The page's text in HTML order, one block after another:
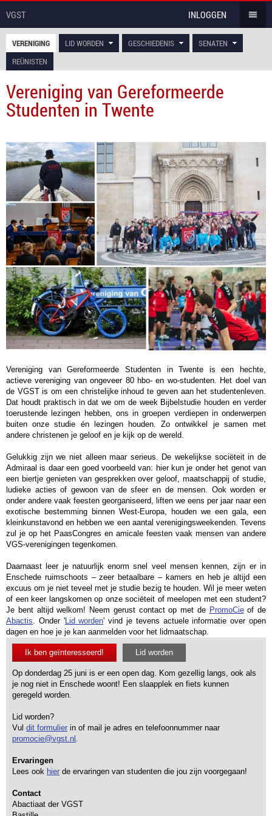
VGST INLOGGEN
VERENIGING LID WORDEN GESCHIEDENIS
SENATEN
REÜNISTEN
Vereniging van Gereformeerde
Studenten in Twente
Vereniging van Gereformeerde Studenten in Twente is een hechte,
actieve vereniging van ongeveer 80 hbo- en wo-studenten. Het doel van
de VGST is om een christelijke inhoud te geven aan het studentenleven.
Dat houdt praktisch in dat we om de week Bijbelstudie houden en verder
toerustende lezingen hebben, ons in groepen verdiepen in onderwerpen
buiten onze studie én lezingen houden. Zo ontwikkel je samen met
andere christenen je geloof en je kijk op de wereld.
Gelukkig zijn we niet alleen maar serieus. De wekelijkse sociëteit in de
Admiraal is daar een goed voorbeeld van: hier kun je onder het genot van
een biertje genieten van gesprekken over geloof, maatschappij of studie,
ludieke acties of gewoon van de sfeer en de mensen. Ook worden er
onder andere vaak feesten georganiseerd, liften we eens per jaar naar een
exotische bestemming binnen West-Europa, houden we een gala, een
kleinkunstavond en hebben we een aantal verenigingsweekenden. Tevens
zul je op het PaasCongres en amicale feesten vaak mensen van andere
VGS-verenigingen tegenkomen.
Daarnaast leer je natuurlijk enorm snel veel mensen kennen, zijn er in
Enschede ruimschoots – zeer betaalbare – kamers en heb je altijd een
excuus om je niet teveel met je studie bezig te houden. Wil je meer weten
of een keer langskomen op onze sociëteit of meelopen met een student?
Je bent altijd welkom! Neem gerust contact op met de PromoCieof de
Abactis . Onder 'Lid worden' vind je tevens actuele informatie over open
dagen en hoe je je kan aanmelden voor het lidmaatschap.
Ik ben geïnteresseerd! Lid worden
Op donderdag 25 juni is er een open dag. Kom gezellig langs, ook als
je nog niet in Enschede woont! Een slaapplek en fiets kunnen
geregeld worden.
Lid worden?
Vul dit formulier in of mail je adres en telefoonnummer naar
promocie@vgst.nl
Ervaringen
Lees ook hier de ervaringen van studenten die jou zijn voorgegaan!
Contact
Abactiaat der VGST